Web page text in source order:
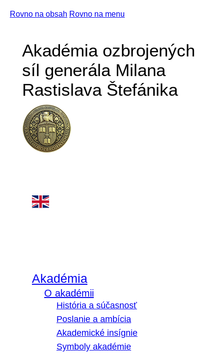
Rovno na obsah Rovno na menu
Akadémia ozbrojených
síl generála Milana
Rastislava Štefánika
Akadémia
O akadémii
História a súčasnosť
Poslanie a ambícia
Akademické insígnie
Symboly akadémie